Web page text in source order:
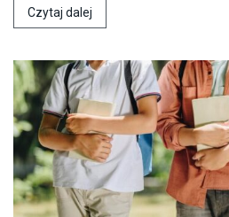
Czytaj dalej